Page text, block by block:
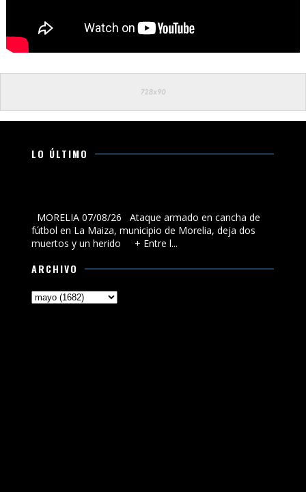
LO ÚLTIMO
MORELIA 07/08/26 Ataque armado en cancha de
fútbol en La Maiza, municipio de Morelia, deja dos
muertos y un herido + Entre l...
ARCHIVO